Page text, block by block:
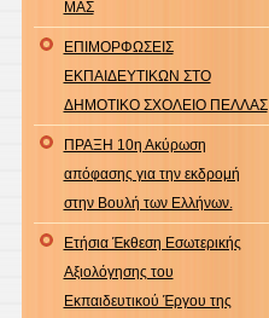
ΜΑΣ
ΕΠΙΜΟΡΦΩΣΕΙΣ
ΕΚΠΑΙΔΕΥΤΙΚΩΝ ΣΤΟ
ΔΗΜΟΤΙΚΟ ΣΧΟΛΕΙΟ ΠΕΛΛΑΣ
ΠΡΑΞΗ 10η Ακύρωση
απόφασης για την εκδρομή
στην Βουλή των Ελλήνων.
Ετήσια Έκθεση Εσωτερικής
Αξιολόγησης του
Εκπαιδευτικού Έργου της